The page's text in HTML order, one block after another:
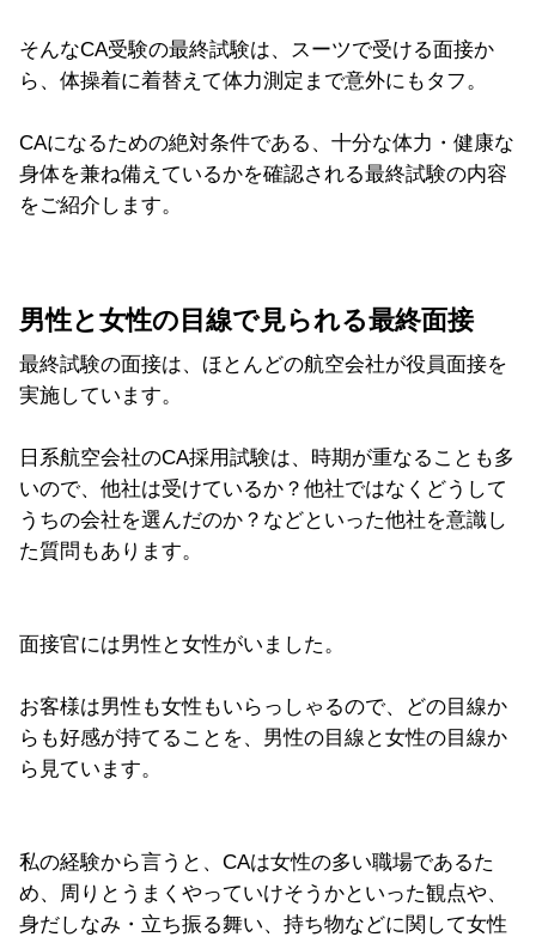
そんなCA受験の最終試験は、スーツで受ける面接か
ら、体操着に着替えて体力測定まで意外にもタフ。
CAになるための絶対条件である、十分な体力・健康な
身体を兼ね備えているかを確認される最終試験の内容
をご紹介します。
男性と女性の目線で見られる最終面接
最終試験の面接は、ほとんどの航空会社が役員面接を
実施しています。
日系航空会社のCA採用試験は、時期が重なることも多
いので、他社は受けているか？他社ではなくどうして
うちの会社を選んだのか？などといった他社を意識し
た質問もあります。
面接官には男性と女性がいました。
お客様は男性も女性もいらっしゃるので、どの目線か
らも好感が持てることを、男性の目線と女性の目線か
ら見ています。
私の経験から言うと、CAは女性の多い職場であるた
め、周りとうまくやっていけそうかといった観点や、
身だしなみ・立ち振る舞い、持ち物などに関して女性